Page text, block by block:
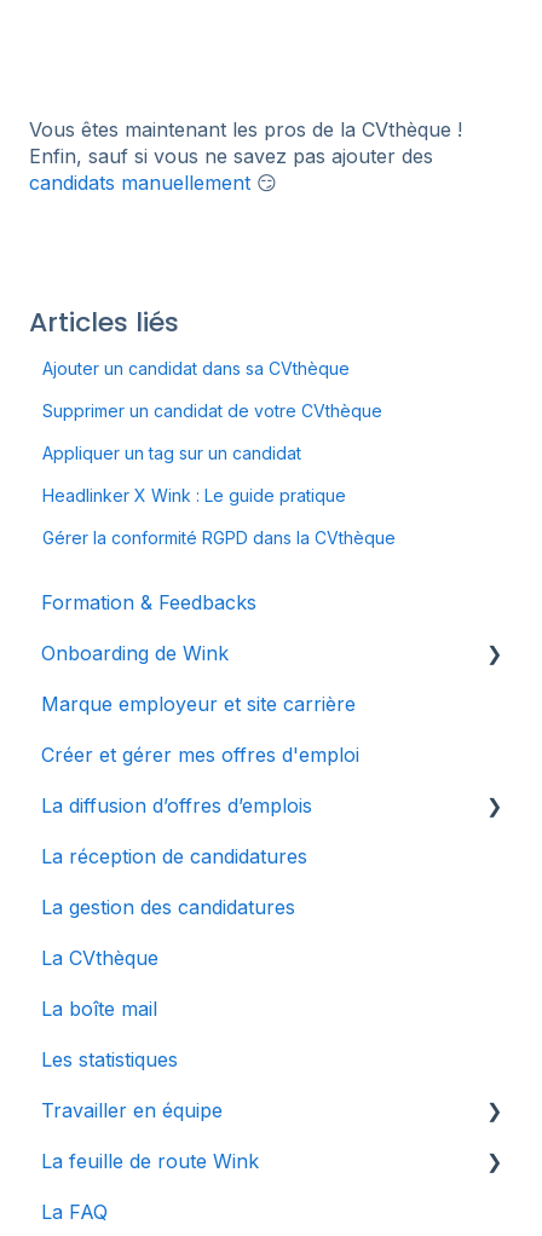
Vous êtes maintenant les pros de la CVthèque !
Enfin, sauf si vous ne savez pas ajouter des
candidats manuellement 😏
Articles liés
Ajouter un candidat dans sa CVthèque
Supprimer un candidat de votre CVthèque
Appliquer un tag sur un candidat
Headlinker X Wink : Le guide pratique
Gérer la conformité RGPD dans la CVthèque
Formation & Feedbacks
Onboarding de Wink
Bienvenue chez Wink
Mes premiers pas
Configurer mon compte
Le dashboard
Marque employeur et site carrière
Créer et gérer mes offres d'emploi
La diffusion d’offres d’emplois
La multidiffusion
Connecter des sites d'emplois à Wink
La réception de candidatures
La gestion des candidatures
La CVthèque
La boîte mail
Les statistiques
Travailler en équipe
Gestion des utilisateurs
Collaborer en équipe
La feuille de route Wink
Articles spécifiques à une mise à jour
La FAQ